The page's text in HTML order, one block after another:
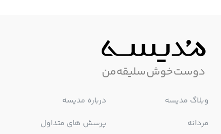
وبلاگ مدیسه
مردانه
درباره مدیسه
پرسش های متداول